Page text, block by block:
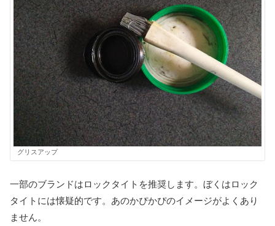
グリスアップ
一部のブランドはロックタイトを推奨します。ぼくはロック
タイトには懐疑的です。あのかぴかぴのイメージがよくあり
ません。